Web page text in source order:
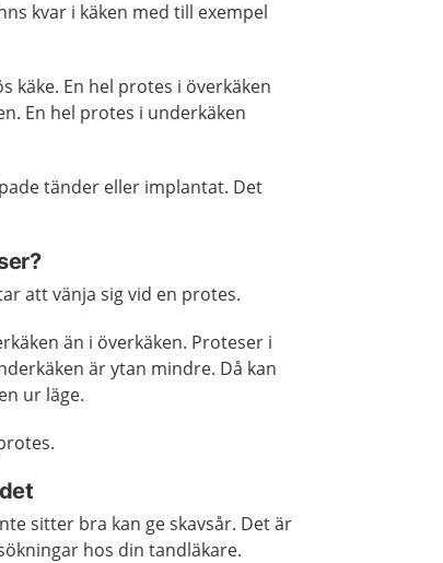
kvar i käken med till exempel
käke. En hel protes i överkäken
En hel protes i underkäken
tänder eller implantat. Det
att vänja sig vid en protes.
än i överkäken. Proteser i
är ytan mindre. Då kan
ur läge.
sitter bra kan ge skavsår. Det är
hos din tandläkare.